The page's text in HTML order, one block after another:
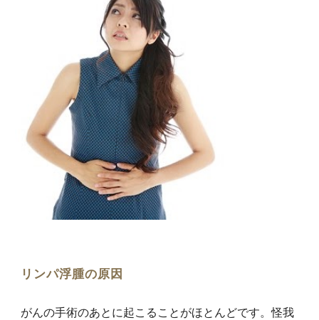
リンパ浮腫の原因
がんの手術のあとに起こることがほとんどです。怪我